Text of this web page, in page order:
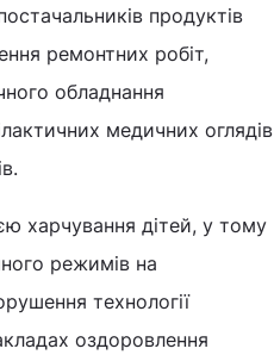
продуктів
ремонтних робіт,
обладнання
медичних оглядів
харчування дітей, у тому
режимів на
технології
оздоровлення